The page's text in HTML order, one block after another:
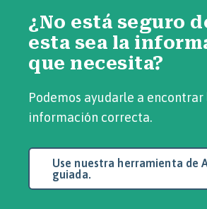
¿No está seguro
esta sea la
que necesita?
Podemos ayudarle a encontrar
información correcta.
Use nuestra herramienta de
guiada.